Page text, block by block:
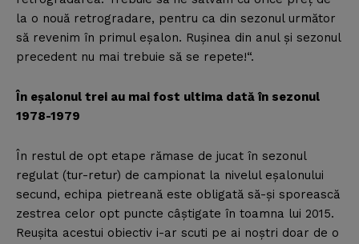
la o nouă retrogradare, pentru ca din sezonul următor
să revenim în primul eşalon. Ruşinea din anul şi sezonul
precedent nu mai trebuie să se repete!“.
În eşalonul trei au mai fost ultima dată în sezonul
1978-1979
În restul de opt etape rămase de jucat în sezonul
regulat (tur-retur) de campionat la nivelul eşalonului
secund, echipa pietreană este obligată să-şi sporească
zestrea celor opt puncte câştigate în toamna lui 2015.
Reuşita acestui obiectiv i-ar scuti pe ai noştri doar de o